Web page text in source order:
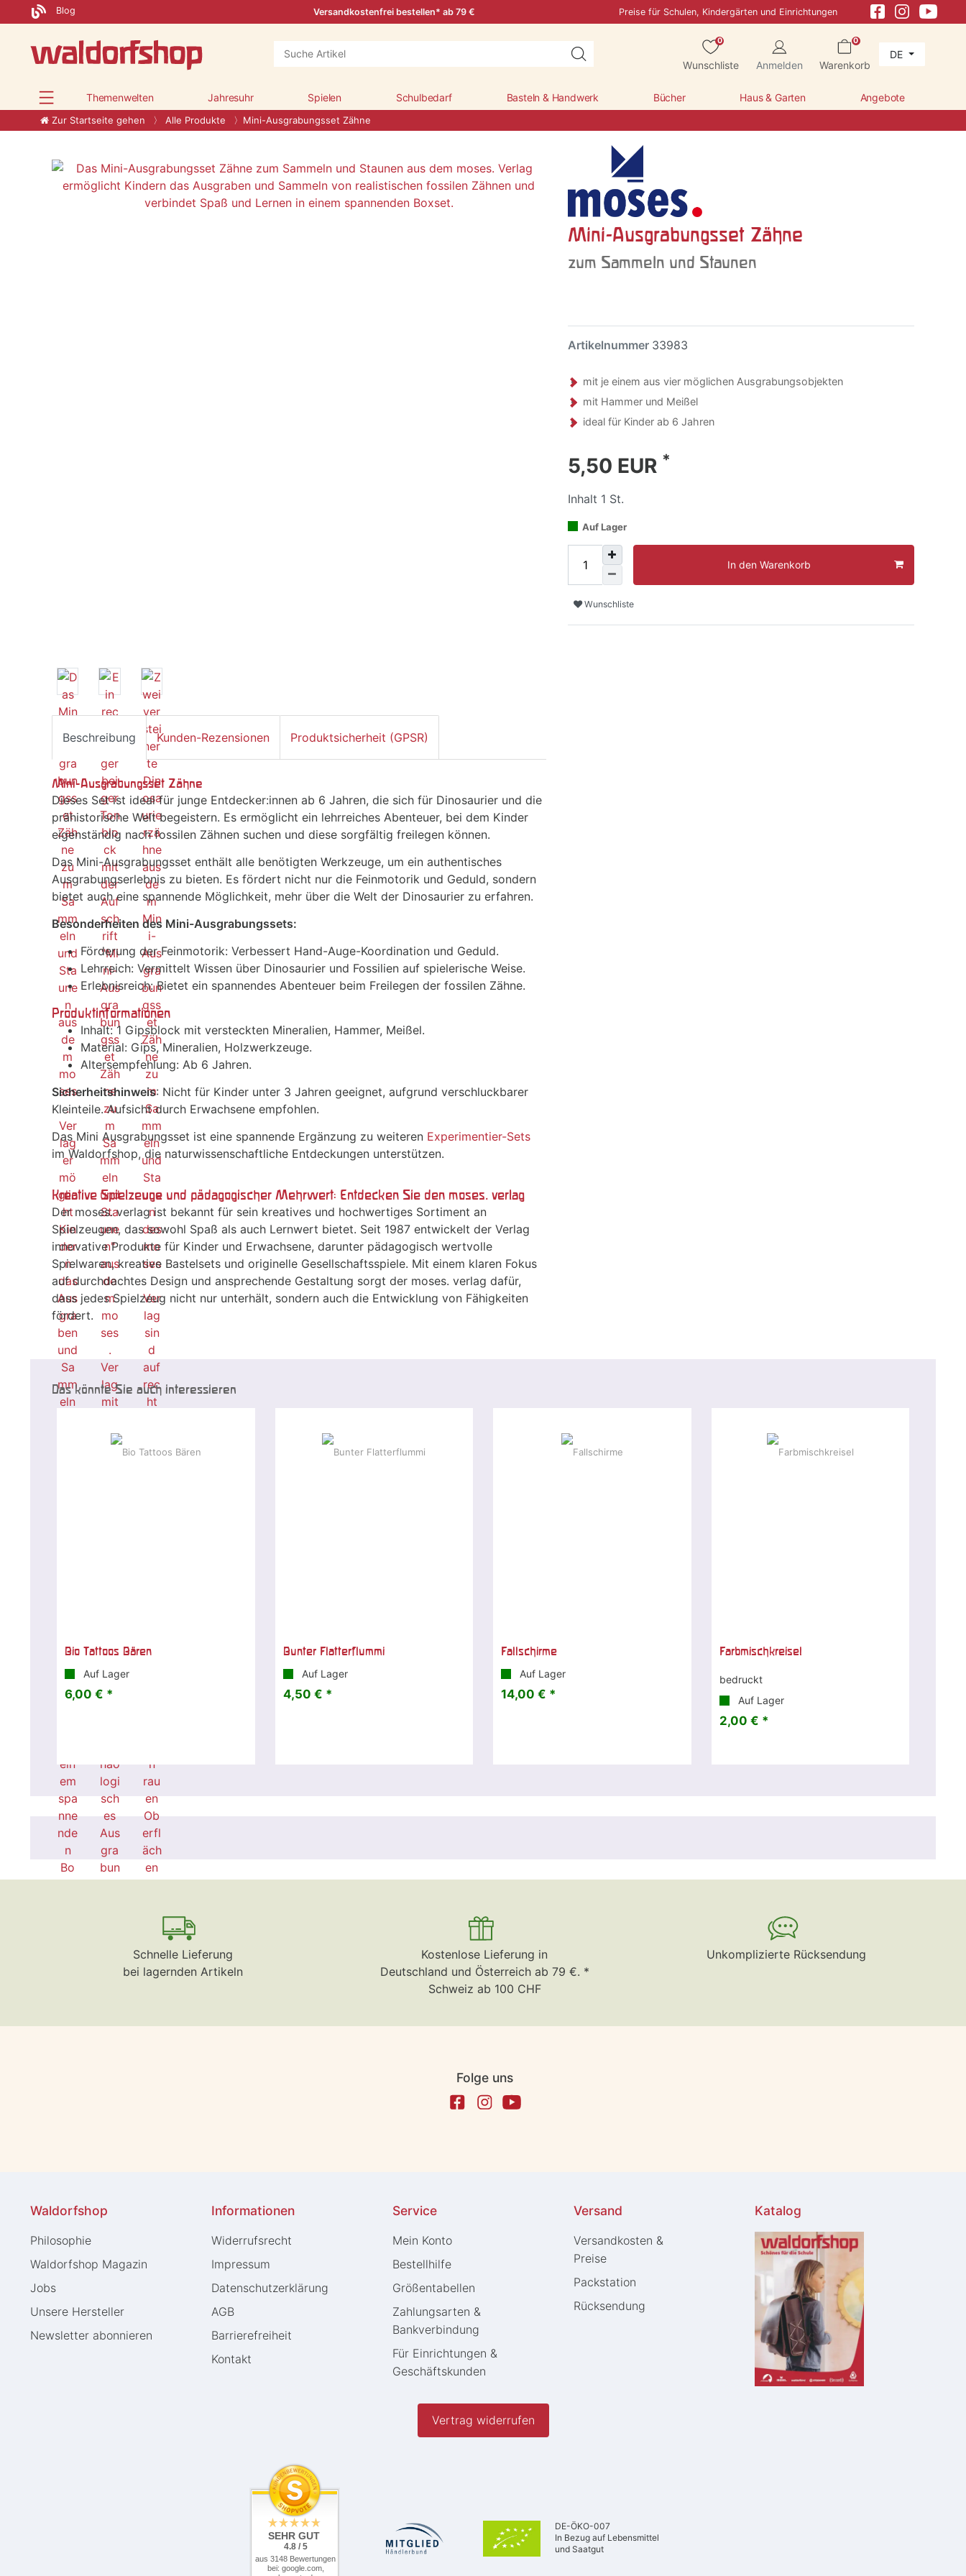
Blog Versandkostenfrei bestellen* ab 79 € Preise für Schulen, Kindergärten und Einrichtungen
0
Wunschliste Anmelden
0
Warenkorb
DE
Themenwelten Jahresuhr Spielen Schulbedarf Basteln & Handwerk Bücher Haus & Garten Angebote
Zur Startseite gehen Alle Produkte Mini-Ausgrabungsset Zähne
Mini-Ausgrabungsset Zähne
zum Sammeln und Staunen
Artikelnummer 33983
mit je einem aus vier möglichen Ausgrabungsobjekten
mit Hammer und Meißel
ideal für Kinder ab 6 Jahren
5,50 EUR *
Inhalt 1 St.
Auf Lager
In den Warenkorb
Wunschliste
Beschreibung Kunden-Rezensionen Produktsicherheit (GPSR)
Mini-Ausgrabungsset Zähne
Dieses Set ist ideal für junge Entdecker:innen ab 6 Jahren, die sich für Dinosaurier und die
prähistorische Welt begeistern. Es ermöglicht ein lehrreiches Abenteuer, bei dem Kinder
eigenständig nach fossilen Zähnen suchen und diese sorgfältig freilegen können.
Das Mini-Ausgrabungsset enthält alle benötigten Werkzeuge, um ein authentisches
Ausgrabungserlebnis zu bieten. Es fördert nicht nur die Feinmotorik und Geduld, sondern
bietet auch eine spannende Möglichkeit, mehr über die Welt der Dinosaurier zu erfahren.
Besonderheiten des Mini-Ausgrabungssets:
Förderung der Feinmotorik: Verbessert Hand-Auge-Koordination und Geduld.
Lehrreich: Vermittelt Wissen über Dinosaurier und Fossilien auf spielerische Weise.
Erlebnisreich: Bietet ein spannendes Abenteuer beim Freilegen der fossilen Zähne.
Produktinformationen
Inhalt: 1 Gipsblock mit versteckten Mineralien, Hammer, Meißel.
Material: Gips, Mineralien, Holzwerkzeuge.
Altersempfehlung: Ab 6 Jahren.
Sicherheitshinweis: Nicht für Kinder unter 3 Jahren geeignet, aufgrund verschluckbarer
Kleinteile. Aufsicht durch Erwachsene empfohlen.
Das Mini Ausgrabungsset ist eine spannende Ergänzung zu weiteren Experimentier-Sets
im Waldorfshop, die naturwissenschaftliche Entdeckungen unterstützen.
Kreative Spielzeuge und pädagogischer Mehrwert: Entdecken Sie den moses. verlag
Der moses. verlag ist bekannt für sein kreatives und hochwertiges Sortiment an
Spielzeugen, das sowohl Spaß als auch Lernwert bietet. Seit 1987 entwickelt der Verlag
innovative Produkte für Kinder und Erwachsene, darunter pädagogisch wertvolle
Spielwaren, kreative Bastelsets und originelle Gesellschaftsspiele. Mit einem klaren Fokus
auf durchdachtes Design und ansprechende Gestaltung sorgt der moses. verlag dafür,
dass jedes Spielzeug nicht nur unterhält, sondern auch die Entwicklung von Fähigkeiten
fördert.
Das könnte Sie auch interessieren
Bio Tattoos Bären
Auf Lager
6,00 € *
Bunter Flatterflummi
Auf Lager
4,50 € *
Fallschirme
Auf Lager
14,00 € *
Farbmischkreisel
bedruckt
Auf Lager
2,00 € *
Schnelle Lieferung
bei lagernden Artikeln
Kostenlose Lieferung in
Deutschland und Österreich ab 79 €. *
Schweiz ab 100 CHF
Unkomplizierte Rücksendung
Folge uns
Waldorfshop
Philosophie
Waldorfshop Magazin
Jobs
Unsere Hersteller
Newsletter abonnieren
Informationen
Widerrufs­recht
Impressum
Daten­schutz­erklärung
AGB
Barrierefreiheit
Kontakt
Service
Mein Konto
Bestellhilfe
Größentabellen
Zahlungsarten &
Bankverbindung
Für Einrichtungen &
Geschäftskunden
Versand
Versandkosten &
Preise
Packstation
Rücksendung
Katalog
Vertrag widerrufen
SEHR GUT
4.8 / 5
aus 3148 Bewertungen
bei: google.com,
DE-ÖKO-007
In Bezug auf Lebensmittel
und Saatgut